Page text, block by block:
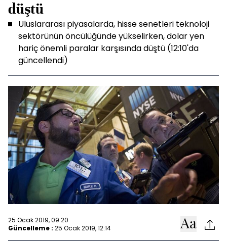
düştü
Uluslararası piyasalarda, hisse senetleri teknoloji
sektörünün öncülüğünde yükselirken, dolar yen
hariç önemli paralar karşısında düştü (12:10'da
güncellendi)
25 Ocak 2019, 09:20
Güncelleme : 25 Ocak 2019, 12:14